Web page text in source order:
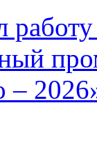
–